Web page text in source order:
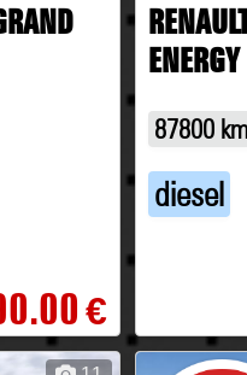
€
87800 km
diesel